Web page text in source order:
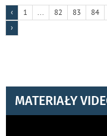
‹ 1 ... 82 83 84
›
MATERIAŁY